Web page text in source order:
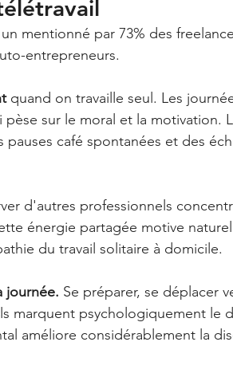
mentionné par 73% des
entrepreneurs.
quand on travaille seul. Les
sur le moral et la motivation.
café spontanées et des
d'autres professionnels
énergie partagée motive
du travail solitaire à domicile.
journée. Se préparer, se déplacer
marquent psychologiquement le
améliore considérablement la